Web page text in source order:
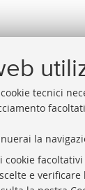
tecnici
la
cookie
e